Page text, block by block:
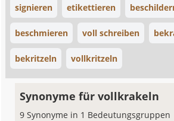
signieren etikettieren
beschmieren voll schreiben
bekritzeln vollkritzeln
Synonyme für vollkrakeln
9 Synonyme in 1 Bedeutungsgruppen